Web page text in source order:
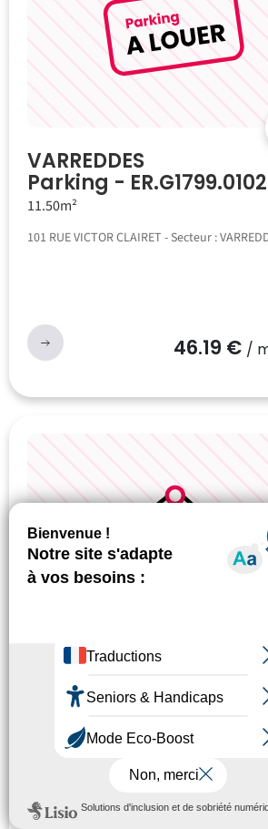
VARREDDES
Parking -
11.50m²
101 RUE VICTOR CLAIRET - Secteur :
46.19 € /
VARREDDES
Parking - ER.G1799.01028
11.50m²
101 RUE VICTOR CLAIRET - Secteur :
Je suis là